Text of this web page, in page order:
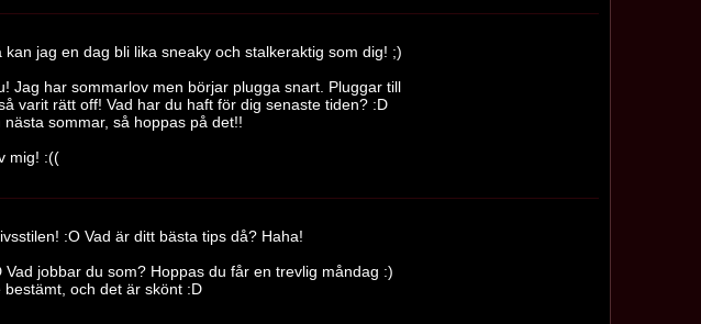
jag en dag bli lika sneaky och stalkeraktig som dig! ;)
Jag har sommarlov men börjar plugga snart. Pluggar till
varit rätt off! Vad har du haft för dig senaste tiden? :D
sommar, så hoppas på det!!
mig! :((
:O Vad är ditt bästa tips då? Haha!
jobbar du som? Hoppas du får en trevlig måndag :)
och det är skönt :D